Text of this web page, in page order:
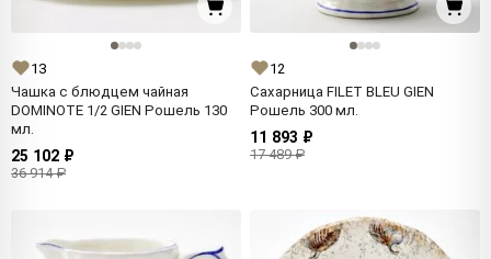
13
Чашка с блюдцем чайная
DOMINOTE 1/2 GIEN Рошель 130
мл.
25 102 ₽
36 914 ₽
12
Сахарница FILET BLEU GIEN
Рошель 300 мл.
11 893 ₽
17 489 ₽